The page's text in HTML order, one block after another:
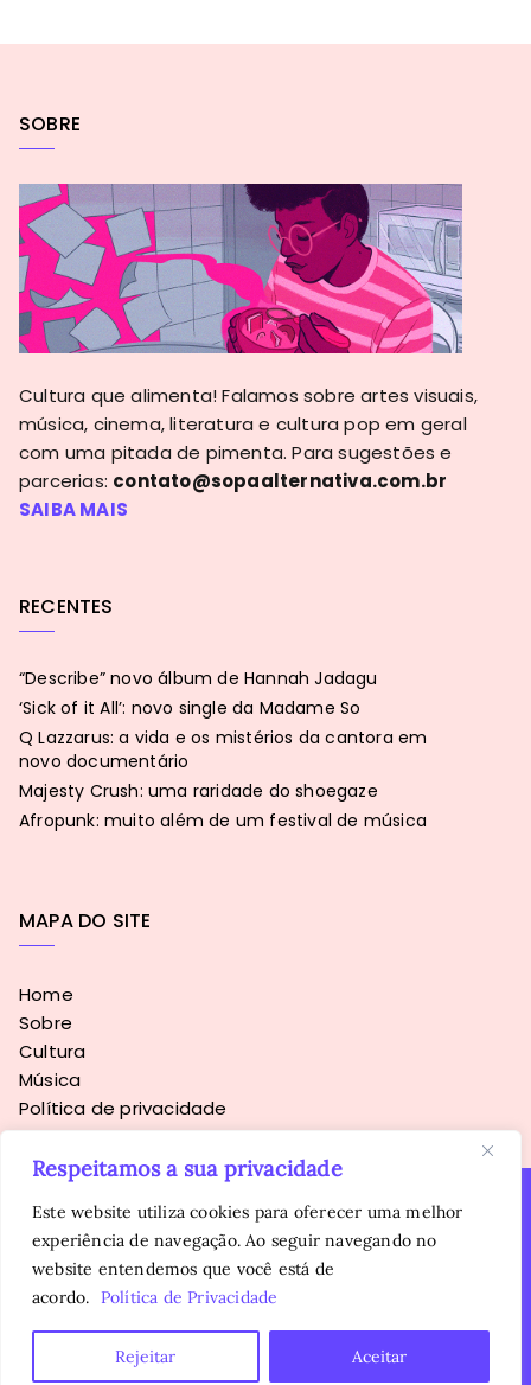
Respeitamos a sua privacidade
Este website utiliza cookies para oferecer uma melhor
experiência de navegação. Ao seguir navegando no
website entendemos que você está de
acordo. Política de Privacidade
Rejeitar Aceitar
SOBRE
Cultura que alimenta! Falamos sobre artes visuais,
música, cinema, literatura e cultura pop em geral
com uma pitada de pimenta. Para sugestões e
parcerias: contato@sopaalternativa.com.br
SAIBA MAIS
RECENTES
“Describe” novo álbum de Hannah Jadagu
‘Sick of it All’: novo single da Madame So
Q Lazzarus: a vida e os mistérios da cantora em
novo documentário
Majesty Crush: uma raridade do shoegaze
Afropunk: muito além de um festival de música
MAPA DO SITE
Home
Sobre
Cultura
Música
Política de privacidade
Copyright © 2016 - 2026Sopa Alternativa. Todos os direitos
reservados.
É proibida a reprodução, total ou parcial, do conteúdo sem
autorização prévia da autora.